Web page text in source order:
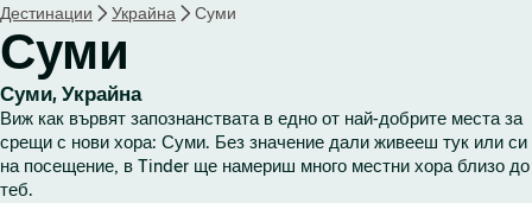
r
а
л
о
Дестинации Украйна Суми
Суми
Суми, Украйна
Виж как вървят запознанствата в едно от най-добрите места за
срещи с нови хора: Суми. Без значение дали живееш тук или си
на посещение, в Tinder ще намериш много местни хора близо до
теб.